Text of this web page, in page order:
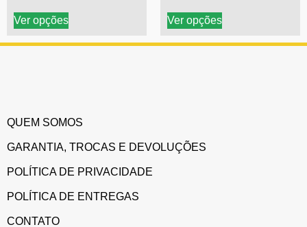
Ver opções Ver opções
QUEM SOMOS
GARANTIA, TROCAS E DEVOLUÇÕES
POLÍTICA DE PRIVACIDADE
POLÍTICA DE ENTREGAS
CONTATO